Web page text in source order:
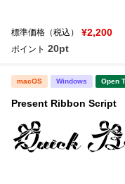
標準価格（税込） ¥2,200
ポイント 20pt
macOS Windows Open
Present Ribbon Script